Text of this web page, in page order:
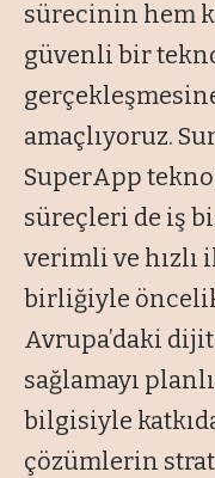
sürecinin hem
güvenli bir
amaçlıyoruz.
SuperApp
süreçleri de iş
verimli ve hızlı
birliğiyle
Avrupa’daki
sağlamayı
bilgisiyle
çözümlerin